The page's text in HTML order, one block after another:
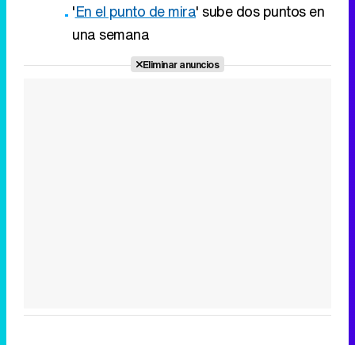
'En el punto de mira' sube dos puntos en
una semana
Eliminar anuncios